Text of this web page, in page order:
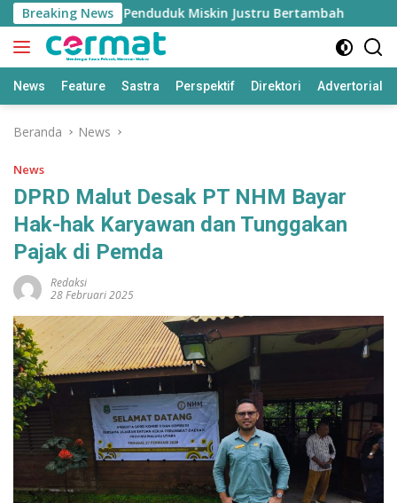
Langsung
ke
konten
Breaking News
Tinggi, Penduduk Miskin Justru Bertambah
News Feature Sastra Perspektif Direktori Advertorial
Beranda News
News
DPRD Malut Desak PT NHM Bayar
Hak-hak Karyawan dan Tunggakan
Pajak di Pemda
Redaksi
28 Februari 2025